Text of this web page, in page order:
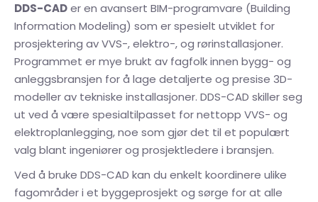
DDS-CADer en avansert BIM-programvare (Building
Information Modeling) som er spesielt utviklet for
prosjektering av VVS-, elektro-, og rørinstallasjoner.
Programmet er mye brukt av fagfolk innen bygg- og
anleggsbransjen for å lage detaljerte og presise 3D-
modeller av tekniske installasjoner. DDS-CAD skiller seg
ut ved å være spesialtilpasset for nettopp VVS- og
elektroplanlegging, noe som gjør det til et populært
valg blant ingeniører og prosjektledere i bransjen.
Ved å bruke DDS-CAD kan du enkelt koordinere ulike
fagområder i et byggeprosjekt og sørge for at alle